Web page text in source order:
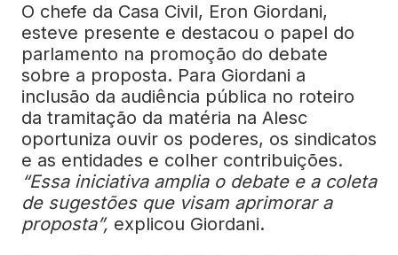
O chefe da Casa Civil, Eron Giordani,
esteve presente e destacou o papel do
parlamento na promoção do debate
sobre a proposta. Para Giordani a
inclusão da audiência pública no roteiro
da tramitação da matéria na Alesc
oportuniza ouvir os poderes, os sindicatos
e as entidades e colher contribuições.
“Essa iniciativa amplia o debate e a coleta
de sugestões que visam aprimorar a
proposta”, explicou Giordani.